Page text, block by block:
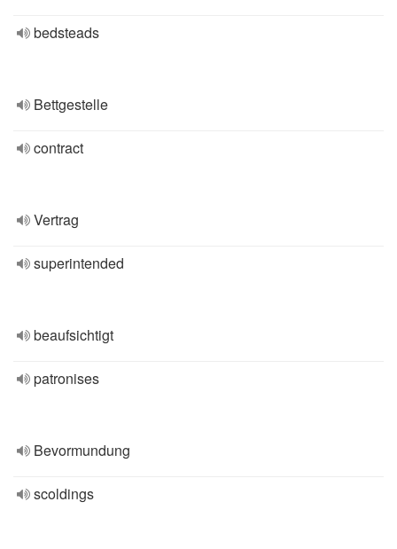
bedsteads
Bettgestelle
contract
Vertrag
superintended
beaufsichtigt
patronises
Bevormundung
scoldings